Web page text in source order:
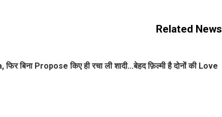
Related News
बिना Propose किए ही रचा ली शादी...बेहद फ़िल्मी है दोनों की Love